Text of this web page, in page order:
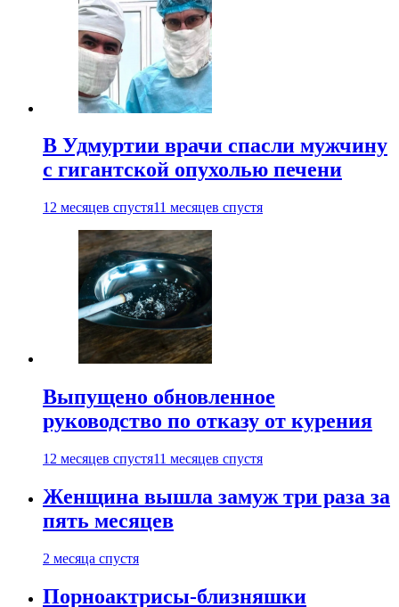
В Удмуртии врачи спасли мужчину
с гигантской опухолью печени
12 месяцев спустя11 месяцев спустя
Выпущено обновленное
руководство по отказу от курения
12 месяцев спустя11 месяцев спустя
Женщина вышла замуж три раза за
пять месяцев
2 месяца спустя
Порноактрисы-близняшки